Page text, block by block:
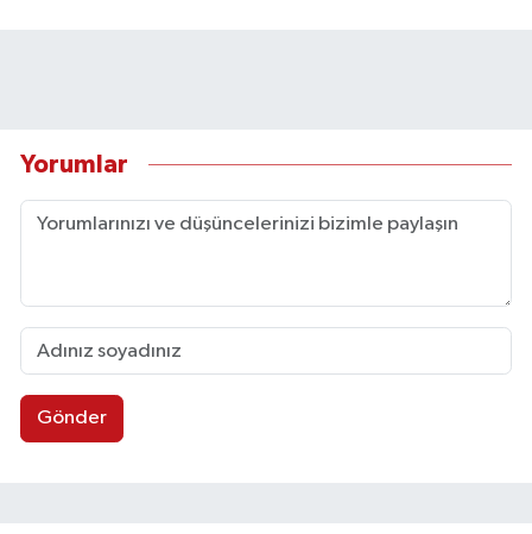
Yorumlar
Gönder